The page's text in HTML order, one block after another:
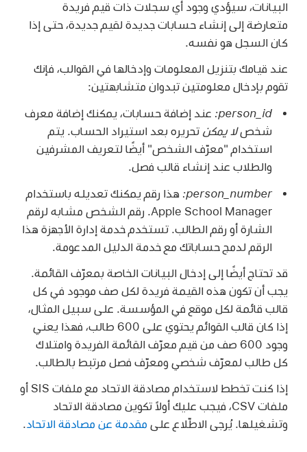
البيانات، سيؤدي وجود أي سجلات ذات قيم فريدة
متعارضة إلى إنشاء حسابات جديدة لقيم جديدة، حتى إذا
كان السجل هو نفسه.
عند قيامك بتنزيل المعلومات وإدخالها في القوالب، فإنك
تقوم بإدخال معلومتين تبدوان متشابهتين:
person_id: عند إضافة حسابات، يمكنك إضافة معرف
شخصلا يمكن تحريره بعد استيراد الحساب. يتم
استخدام "معرّف الشخص" أيضًا لتعريف المشرفين
والطلاب عند إنشاء قالب فصل.
person_number: هذا رقم يمكنك تعديله باستخدام
Apple School Manager. رقم الشخص مشابه لرقم
الشارة أو رقم الطالب. تستخدم خدمة إدارة الأجهزة هذا
الرقم لدمج حساباتك مع خدمة الدليل المدعومة.
قد تحتاج أيضًا إلى إدخال البيانات الخاصة بمعرّف القائمة.
يجب أن تكون هذه القيمة فريدة لكل صف موجود في كل
قالب قائمة لكل موقع في المؤسسة. على سبيل المثال،
إذا كان قالب القوائم يحتوي على 600 طالب، فهذا يعني
وجود 600 صف من قيم معرّف القائمة الفريدة وامتلاك
كل طالب لمعرّف شخصي ومعرّف فصل مرتبط بالطالب.
إذا كنت تخطط لاستخدام مصادقة الاتحاد مع ملفات SIS أو
ملفات CSV، فيجب عليك أولاً تكوين مصادقة الاتحاد
وتشغيلها. يُرجى الاطّلاع على مقدمة عن مصادقة الاتحاد